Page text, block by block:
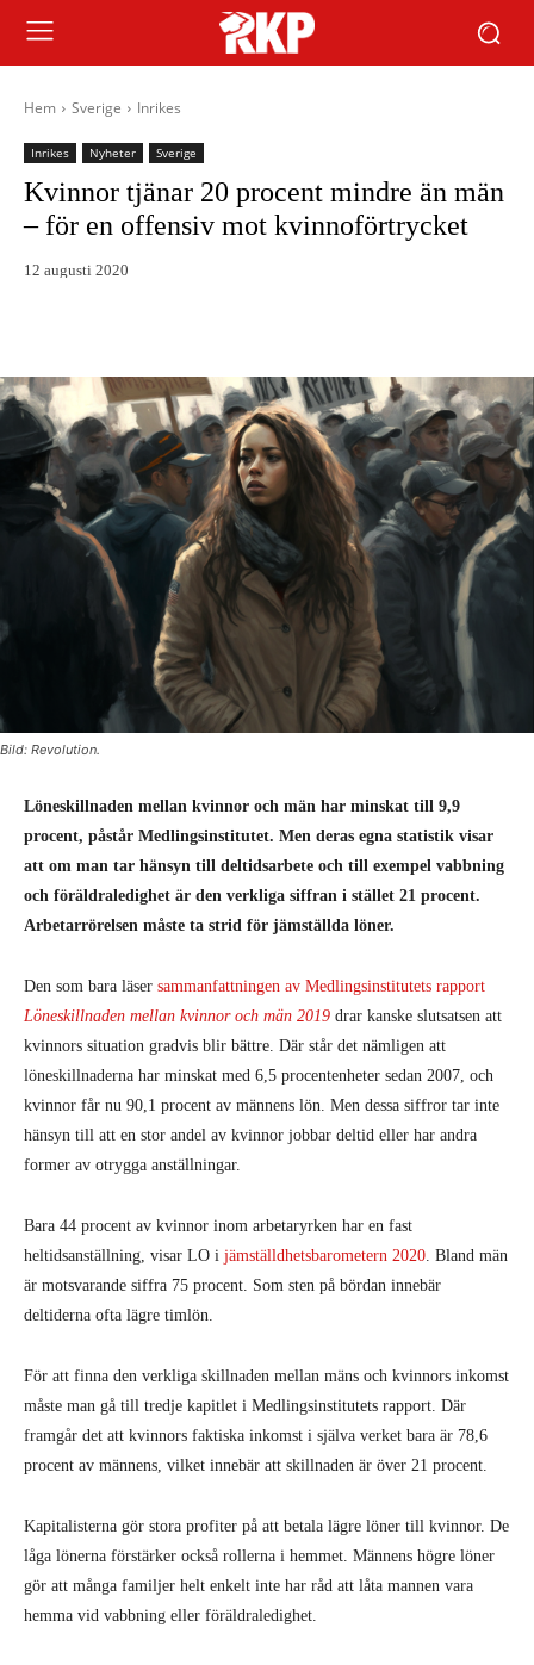
Hem Sverige Inrikes
Inrikes Nyheter Sverige
Kvinnor tjänar 20 procent mindre än män
– för en offensiv mot kvinnoförtrycket
12 augusti 2020
Bild: Revolution.
Löneskillnaden mellan kvinnor och män har minskat till 9,9
procent, påstår Medlingsinstitutet. Men deras egna statistik visar
att om man tar hänsyn till deltidsarbete och till exempel vabbning
och föräldraledighet är den verkliga siffran i stället 21 procent.
Arbetarrörelsen måste ta strid för jämställda löner.
Den som bara läser sammanfattningen av Medlingsinstitutets rapport
Löneskillnaden mellan kvinnor och män 2019 drar kanske slutsatsen att
kvinnors situation gradvis blir bättre. Där står det nämligen att
löneskillnaderna har minskat med 6,5 procentenheter sedan 2007, och
kvinnor får nu 90,1 procent av männens lön. Men dessa siffror tar inte
hänsyn till att en stor andel av kvinnor jobbar deltid eller har andra
former av otrygga anställningar.
Bara 44 procent av kvinnor inom arbetaryrken har en fast
heltidsanställning, visar LO i jämställdhetsbarometern 2020 . Bland män
är motsvarande siffra 75 procent. Som sten på bördan innebär
deltiderna ofta lägre timlön.
För att finna den verkliga skillnaden mellan mäns och kvinnors inkomst
måste man gå till tredje kapitlet i Medlingsinstitutets rapport. Där
framgår det att kvinnors faktiska inkomst i själva verket bara är 78,6
procent av männens, vilket innebär att skillnaden är över 21 procent.
Kapitalisterna gör stora profiter på att betala lägre löner till kvinnor. De
låga lönerna förstärker också rollerna i hemmet. Männens högre löner
gör att många familjer helt enkelt inte har råd att låta mannen vara
hemma vid vabbning eller föräldraledighet.